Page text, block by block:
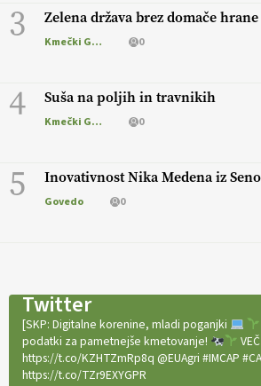
3 Zelena država brez domače hrane
Kmečki Glas 0
4 Suša na poljih in travnikih
Kmečki Glas 0
5 Inovativnost Nika Medena iz
Govedo 0
Twitter
[SKP: Digitalne korenine, mladi poganjki
podatki za pametnejše kmetovanje!
VEČ
https://t.co/KZHTZmRp8q @EUAgri #IMCAP
https://t.co/TZr9EXYGPR